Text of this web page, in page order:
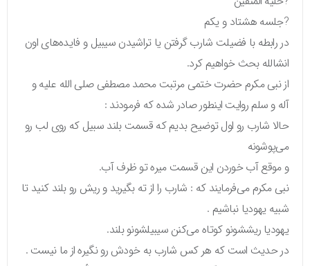
?جلسه هشتاد و یکم
در رابطه با فضیلت شارب گرفتن یا تراشیدن سیبیل و فایده‌های اون
انشالله بحث خواهیم کرد.
از نبی مکرم حضرت ختمی مرتبت محمد مصطفی صلی الله علیه و
آله و سلم روایت اینطور صادر شده که فرمودند :
حالا شارب رو اول توضیح بدیم که قسمت بلند سبیل که روی لب رو
می‌پوشونه
و موقع آب خوردن این قسمت میره تو ظرف آب.
نبی مکرم می‌فرمایند که : شارب را از ته بگیرید و ریش رو بلند کنید تا
شبیه یهودیا نباشیم .
یهودیا ریششونو کوتاه می‌کنن سیبیلشونو بلند.
در حدیث است که هر کس شارب به خودش رو نگیره از ما نیست .